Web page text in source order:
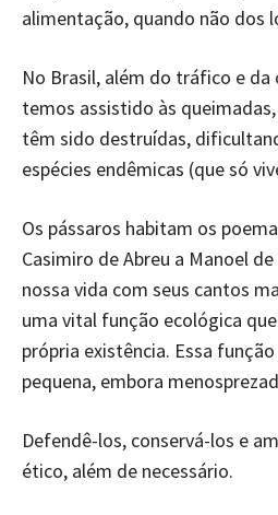
alimentação, quando não dos
No Brasil, além do tráfico e da
temos assistido às
têm sido destruídas,
espécies endêmicas (que só
Os pássaros habitam os
Casimiro de Abreu a Manoel
nossa vida com seus cantos
uma vital função ecológica
própria existência. Essa
pequena, embora
Defendê-los, conservá-los e
ético, além de necessário.